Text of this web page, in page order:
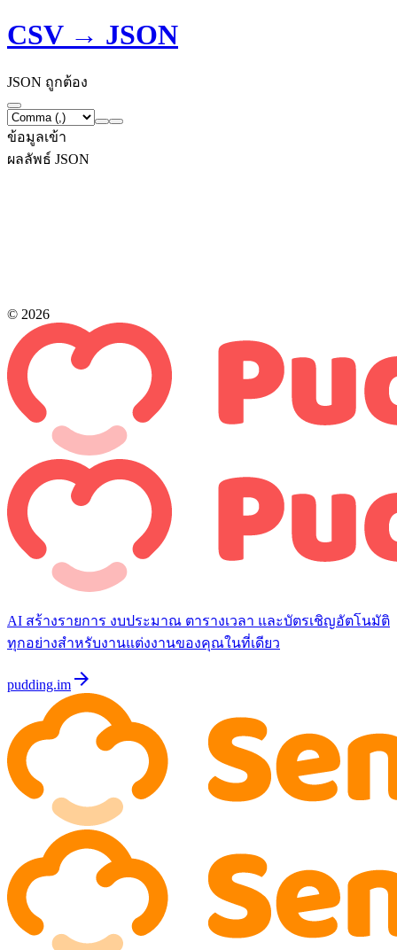
CSV → JSON
JSON ถูกต้อง
ข้อมูลเข้า
ผลลัพธ์ JSON
© 2026
AI สร้างรายการ งบประมาณ ตารางเวลา และบัตรเชิญอัตโนมัติ
ทุกอย่างสำหรับงานแต่งงานของคุณในที่เดียว
pudding.im arrow_forward